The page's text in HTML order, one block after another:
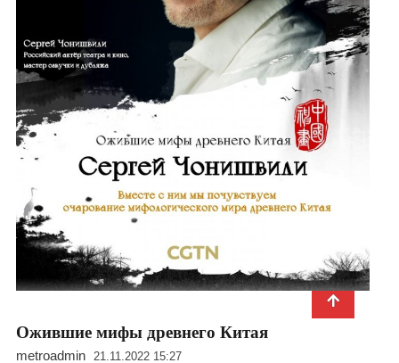
Ожившие мифы древнего Китая
metroadmin 21.11.2022 15:27